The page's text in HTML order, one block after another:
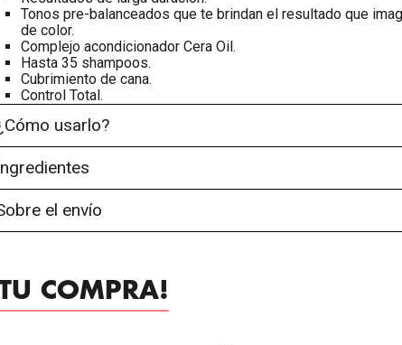
Tonos pre-balanceados que te brindan el resultado que
de color.
Complejo acondicionador Cera Oil.
Hasta 35 shampoos.
Cubrimiento de cana.
Control Total.
usarlo?
el envío
COMPRA!